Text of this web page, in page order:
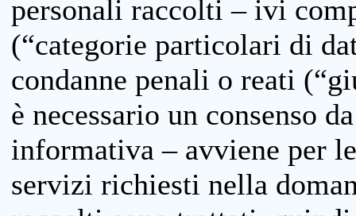
personali raccolti – ivi
(“categorie particolari di
condanne penali o reati
è necessario un consenso
informativa – avviene per
servizi richiesti nella